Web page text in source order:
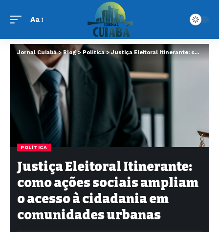
Aa
Jornal Cuiabá>Blog>Política> Justiça Eleitoral Itinerante: como ações sociais ampliam o acesso à cidadania em comunidades urbanas
POLÍTICA
Justiça Eleitoral Itinerante:
como ações sociais ampliam
o acesso à cidadania em
comunidades urbanas